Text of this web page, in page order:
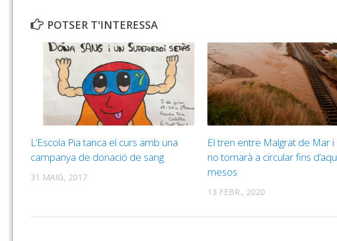
POTSER T'INTERESSA
L’Escola Pia tanca el curs amb una
campanya de donació de sang
31 MAIG, 2017
El tren entre Malgrat de Mar i
no tornarà a circular fins
mesos
13 FEBR., 2020